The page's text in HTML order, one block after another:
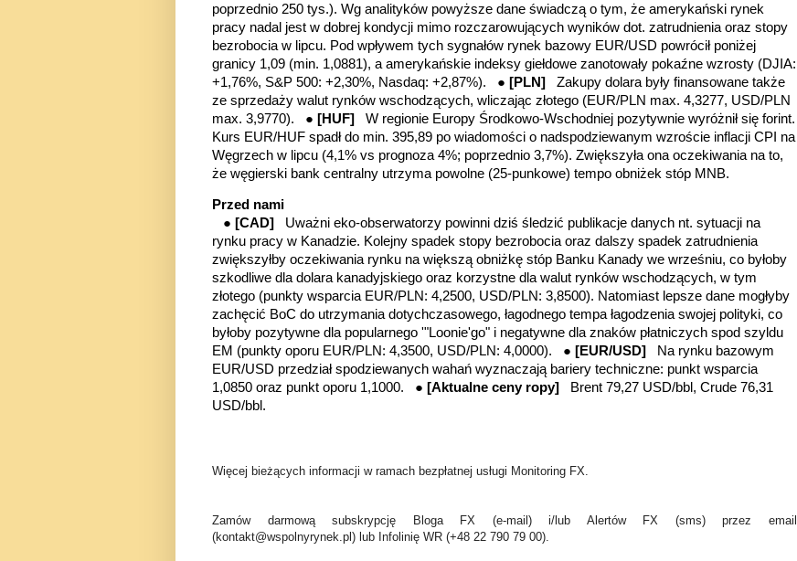
poprzednio 250 tys.). Wg analityków powyższe dane świadczą o tym, że amerykański rynek
pracy nadal jest w dobrej kondycji mimo rozczarowujących wyników dot. zatrudnienia oraz stopy
bezrobocia w lipcu. Pod wpływem tych sygnałów rynek bazowy EUR/USD powrócił poniżej
granicy 1,09 (min. 1,0881), a amerykańskie indeksy giełdowe zanotowały pokaźne wzrosty (DJIA:
+1,76%, S&P 500: +2,30%, Nasdaq: +2,87%). ● [PLN] Zakupy dolara były finansowane także
ze sprzedaży walut rynków wschodzących, wliczając złotego (EUR/PLN max. 4,3277, USD/PLN
max. 3,9770). ● [HUF] W regionie Europy Środkowo-Wschodniej pozytywnie wyróżnił się forint.
Kurs EUR/HUF spadł do min. 395,89 po wiadomości o nadspodziewanym wzroście inflacji CPI na
Węgrzech w lipcu (4,1% vs prognoza 4%; poprzednio 3,7%). Zwiększyła ona oczekiwania na to,
że węgierski bank centralny utrzyma powolne (25-punkowe) tempo obniżek stóp MNB.
Przed nami
● [CAD] Uważni eko-obserwatorzy powinni dziś śledzić publikacje danych nt. sytuacji na
rynku pracy w Kanadzie. Kolejny spadek stopy bezrobocia oraz dalszy spadek zatrudnienia
zwiększyłby oczekiwania rynku na większą obniżkę stóp Banku Kanady we wrześniu, co byłoby
szkodliwe dla dolara kanadyjskiego oraz korzystne dla walut rynków wschodzących, w tym
złotego (punkty wsparcia EUR/PLN: 4,2500, USD/PLN: 3,8500). Natomiast lepsze dane mogłyby
zachęcić BoC do utrzymania dotychczasowego, łagodnego tempa łagodzenia swojej polityki, co
byłoby pozytywne dla popularnego '"Loonie'go" i negatywne dla znaków płatniczych spod szyldu
EM (punkty oporu EUR/PLN: 4,3500, USD/PLN: 4,0000). ● [EUR/USD]
Na rynku bazowym
EUR/USD przedział spodziewanych wahań wyznaczają bariery techniczne: punkt wsparcia
1,0850 oraz punkt oporu 1,1000. ● [Aktualne ceny ropy]
Brent 79,27 USD/bbl, Crude 76,31
USD/bbl.
Więcej bieżących informacji w ramach bezpłatnej usługi Monitoring FX.
Zamów darmową subskrypcję Bloga FX (e-mail) i/lub Alertów FX (sms) przez email
(kontakt@wspolnyrynek.pl) lub Infolinię WR (+48 22 790 79 00).